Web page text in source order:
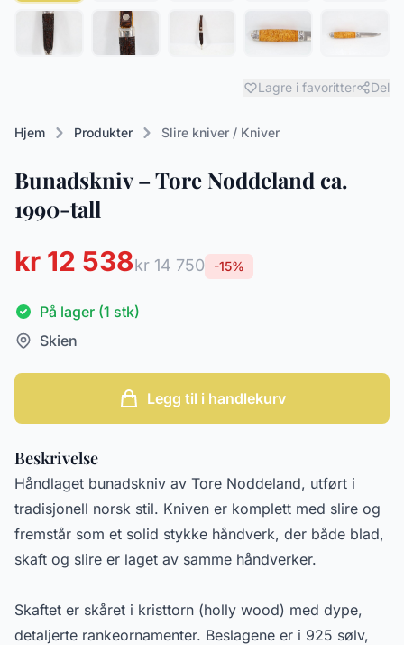
Lagre i favoritter Del
Hjem Produkter Slire kniver / Kniver
Bunadskniv – Tore Noddeland ca.
1990-tall
kr 12 538kr 14 750 -15%
På lager (1 stk)
Skien
Legg til i handlekurv
Beskrivelse
Håndlaget bunadskniv av Tore Noddeland, utført i
tradisjonell norsk stil. Kniven er komplett med slire og
fremstår som et solid stykke håndverk, der både blad,
skaft og slire er laget av samme håndverker.
Skaftet er skåret i kristtorn (holly wood) med dype,
detaljerte rankeornamenter. Beslagene er i 925 sølv,